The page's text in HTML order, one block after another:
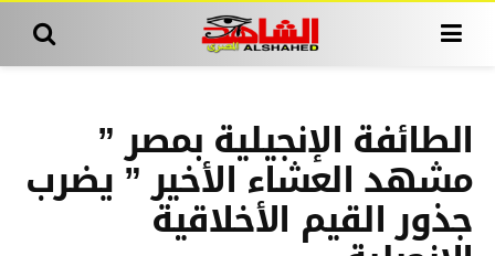
الطائفة الإنجيلية بمصر ”
مشهد العشاء الأخير ” يضرب
جذور القيم الأخلاقية